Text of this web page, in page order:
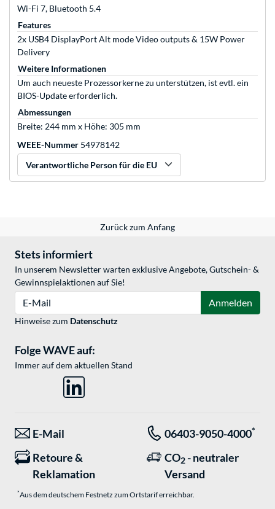
Wi-Fi 7, Bluetooth 5.4
Features
2x USB4 DisplayPort Alt mode Video outputs & 15W Power
Delivery
Weitere Informationen
Um auch neueste Prozessorkerne zu unterstützen, ist evtl. ein
BIOS-Update erforderlich.
Abmessungen
Breite: 244 mm x Höhe: 305 mm
WEEE-Nummer 54978142
Verantwortliche Person für die EU
Zurück zum Anfang
Stets informiert
In unserem Newsletter warten exklusive Angebote, Gutschein- &
Gewinnspielaktionen auf Sie!
Anmelden
Hinweise zum Datenschutz
Folge WAVE auf:
Immer auf dem aktuellen Stand
E-Mail 06403-9050-4000*
Retoure &
Reklamation
CO2 - neutraler
Versand
*Aus dem deutschem Festnetz zum Ortstarif erreichbar.